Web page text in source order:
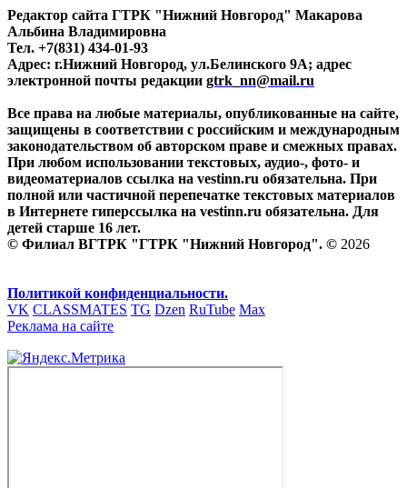
Редактор сайта ГТРК "Нижний Новгород" Макарова
Альбина Владимировна
Тел. +7(831) 434-01-93
Адрес: г.Нижний Новгород, ул.Белинского 9А; адрес
электронной почты редакции gtrk_nn@mail.ru
Все права на любые материалы, опубликованные на сайте,
защищены в соответствии с российским и международным
законодательством об авторском праве и смежных правах.
При любом использовании текстовых, аудио-, фото- и
видеоматериалов ссылка на vestinn.ru обязательна. При
полной или частичной перепечатке текстовых материалов
в Интернете гиперссылка на vestinn.ru обязательна. Для
детей старше 16 лет.
© Филиал ВГТРК "ГТРК "Нижний Новгород". © 2026
Политикой конфиденциальности.
VK CLASSMATES TG Dzen RuTube Max
Реклама на сайте